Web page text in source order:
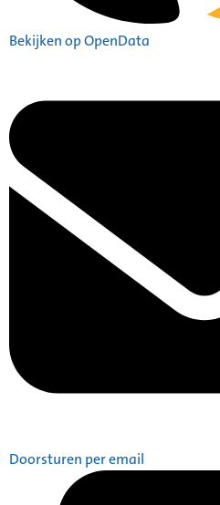
Bekijken op OpenData
Doorsturen per email